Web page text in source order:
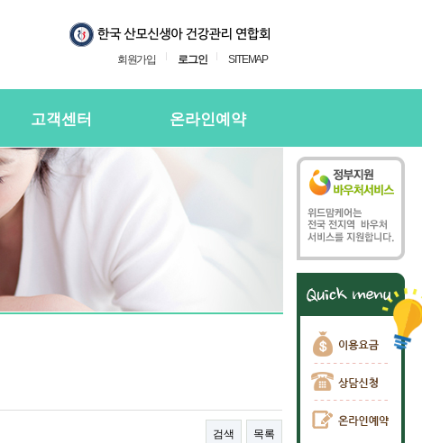
회원가입 로그인 SITEMAP
고객센터
공지사항
문의하기
이용후기
자주하는질문
상담신청
상담신청 확인
온라인예약
온라인예약
온라인 예약확인
검색 목록